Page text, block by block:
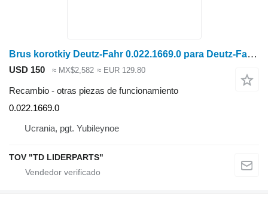
Brus korotkiy Deutz-Fahr 0.022.1669.0 para Deutz-Fahr S7206 cosechadora de cereales
USD 150 ≈ MX$2,582 ≈ EUR 129.80
Recambio - otras piezas de funcionamiento
0.022.1669.0
Ucrania, pgt. Yubileynoe
TOV "TD LIDERPARTS"